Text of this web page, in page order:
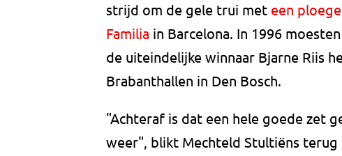
strijd om de gele trui met een
Familia in Barcelona. In 1996
de uiteindelijke winnaar Bjarne Riis
Brabanthallen in Den Bosch.
"Achteraf is dat een hele goede zet
weer", blikt Mechteld Stultiëns